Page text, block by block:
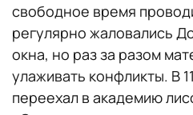
свободное время
регулярно жаловались
окна, но раз за разом
улаживать конфликты. В
переехал в академию